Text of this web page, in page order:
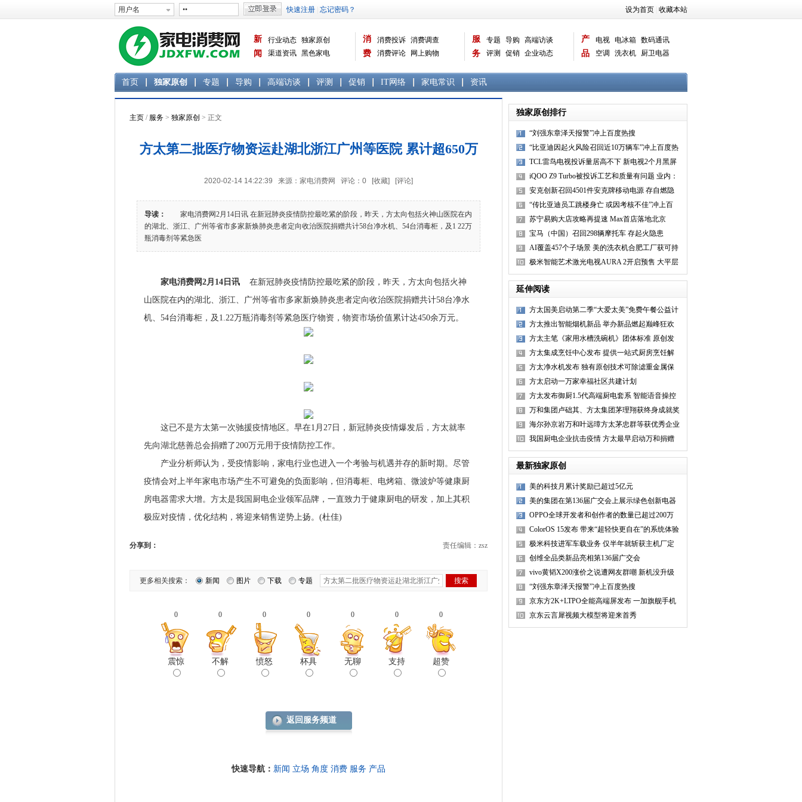
设为首页 收藏本站
新
闻
行业动态 独家原创
渠道资讯 黑色家电
消
费
消费投诉 消费调查
消费评论
网上购物
曝光台 品牌关注
服
务
专题 导购
高端访谈
评测
促销 企业动态
产
品
电视 电冰箱 数码通讯
空调
洗衣机
厨卫电器
首页 独家原创 专题 导购 高端访谈 评测 促销 IT网络 家电常识 资讯
主页 / 服务 > 独家原创 > 正文
方太第二批医疗物资运赴湖北浙江广州等医院 累计超650万
2020-02-14 14:22:39 来源：家电消费网 评论： 0 [收藏] [评论]
导读：
家电消费网2月14日讯 在新冠肺炎疫情防控最吃紧的阶段，昨天，方太向包括火神山医院在内
的湖北、浙江、广州等省市多家新焕肺炎患者定向收治医院捐赠共计58台净水机、54台消毒柜，及1 22万
瓶消毒剂等紧急医
家电消费网2月14日讯
在新冠肺炎疫情防控最吃紧的阶段，昨天，方太向包括火神
山医院在内的湖北、浙江、广州等省市多家新焕肺炎患者定向收治医院捐赠共计58台净水
机、54台消毒柜，及1.22万瓶消毒剂等紧急医疗物资，物资市场价值累计达450余万元。
这已不是方太第一次驰援疫情地区。早在1月27日，新冠肺炎疫情爆发后，方太就率
先向湖北慈善总会捐赠了200万元用于疫情防控工作。
产业分析师认为，受疫情影响，家电行业也进入一个考验与机遇并存的新时期。尽管
疫情会对上半年家电市场产生不可避免的负面影响，但消毒柜、电烤箱、微波炉等健康厨
房电器需求大增。方太是我国厨电企业领军品牌，一直致力于健康厨电的研发，加上其积
极应对疫情，优化结构，将迎来销售逆势上扬。(杜佳)
分享到： 责任编辑：zsz
更多相关搜索： 新闻 图片 下载 专题
0
震惊
0
不解
0
愤怒
0
杯具
0
无聊
0
支持
0
超赞
返回服务频道
快速导航： 新闻 立场 角度 消费 服务 产品
独家原创排行
“刘强东章泽天报警”冲上百度热搜
“比亚迪因起火风险召回近10万辆车”冲上百度热
搜
TCL雷鸟电视投诉量居高不下 新电视2个月黑屏
问题频现
iQOO Z9 Turbo被投诉工艺和质量有问题 业内：
慎买子品
安克创新召回4501件安克牌移动电源 存自燃隐
患
“传比亚迪员工跳楼身亡 或因考核不佳”冲上百
度热搜
苏宁易购大店攻略再提速 Max首店落地北京
宝马（中国）召回298辆摩托车 存起火隐患
AI覆盖457个子场景 美的洗衣机合肥工厂获可持
续灯塔工厂
极米智能艺术激光电视AURA 2开启预售 大平层
首选电视
延伸阅读
方太国美启动第二季“大爱太美”免费午餐公益计
划
方太推出智能烟机新品 举办新品燃起巅峰狂欢
趴抢食京东
方太主笔《家用水槽洗碗机》团体标准 原创发
明推动厨房变革
方太集成烹饪中心发布 提供一站式厨房烹饪解
决方案
方太净水机发布 独有原创技术可除滤重金属保
留有益矿物质
方太启动一万家幸福社区共建计划
方太发布御厨1.5代高端厨电套系 智能语音操控
噪音环境
万和集团卢础其、方太集团茅理翔获终身成就奖
海尔孙京岩万和叶远璋方太茅忠群等获优秀企业
家称号
我国厨电企业抗击疫情 方太最早启动万和捐赠
多次
最新独家原创
美的科技月累计奖励已超过5亿元
美的集团在第136届广交会上展示绿色创新电器
OPPO全球开发者和创作者的数量已超过200万
ColorOS 15发布 带来“超轻快更自在”的系统体验
极米科技进军车载业务 仅半年就斩获主机厂定
点
创维全品类新品亮相第136届广交会
vivo黄韬X200涨价之说遭网友群嘲 新机没升级
多少
“刘强东章泽天报警”冲上百度热搜
京东方2K+LTPO全能高端屏发布 一加旗舰手机
使用
京东云言犀视频大模型将迎来首秀